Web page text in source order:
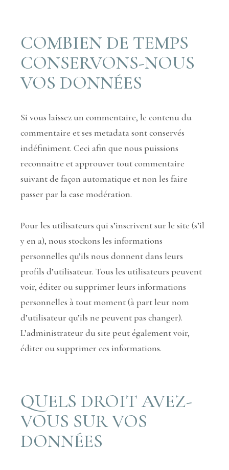
COMBIEN DE TEMPS
CONSERVONS-NOUS
VOS DONNÉES
Si vous laissez un commentaire, le contenu du
commentaire et ses metadata sont conservés
indéfiniment. Ceci afin que nous puissions
reconnaitre et approuver tout commentaire
suivant de façon automatique et non les faire
passer par la case modération.
Pour les utilisateurs qui s’inscrivent sur le site (s’il
y en a), nous stockons les informations
personnelles qu’ils nous donnent dans leurs
profils d’utilisateur. Tous les utilisateurs peuvent
voir, éditer ou supprimer leurs informations
personnelles à tout moment (à part leur nom
d’utilisateur qu’ils ne peuvent pas changer).
L’administrateur du site peut également voir,
éditer ou supprimer ces informations.
QUELS DROIT AVEZ-
VOUS SUR VOS
DONNÉES